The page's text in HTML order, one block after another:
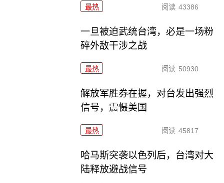
最热 阅读 43386
一旦被迫武统台湾，必是一场粉
碎外敌干涉之战
最热 阅读 50930
解放军胜券在握，对台发出强烈
信号，震慑美国
最热 阅读 45817
哈马斯突袭以色列后，台湾对大
陆释放避战信号